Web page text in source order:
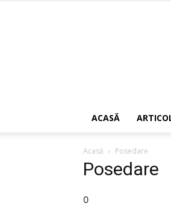
ACASĂ
Acasă Posedare
Posedare
0